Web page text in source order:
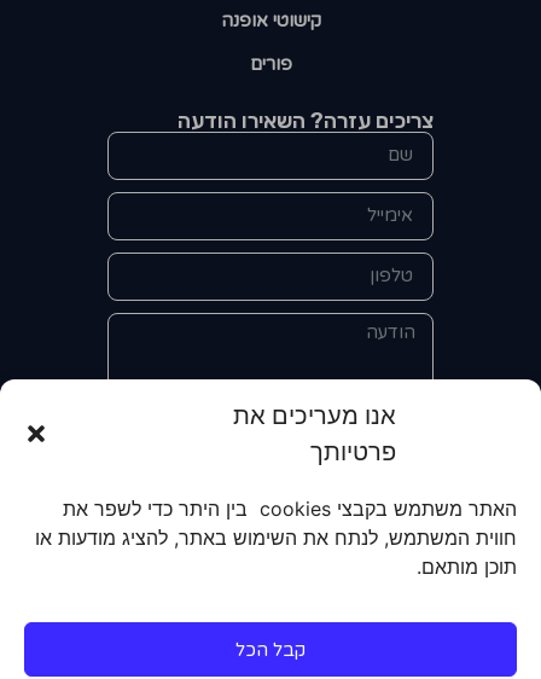
אנו מעריכים את
פרטיותך
האתר משתמש בקבצי cookies בין היתר כדי לשפר את
חווית המשתמש, לנתח את השימוש באתר, להציג מודעות או
תוכן מותאם.
קבל הכל
קישוטי אופנה
פורים
צריכים עזרה? השאירו הודעה
אני מאשר/ת את מסירת הפרטים
קבלת מידע על מוצרים, שירותים, מועדון
לקוחות. אני מודע/ת שאוכל לבטל את
הרישום שלי בכל עת ושעל מסירת הפרטים